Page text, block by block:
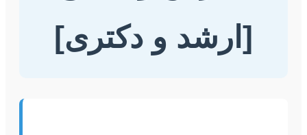
[ارشد و دکتری]